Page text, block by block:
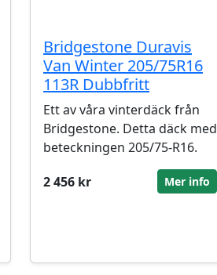
Bridgestone Duravis
Van Winter 205/75R16
113R Dubbfritt
Ett av våra vinterdäck från
Bridgestone. Detta däck med
beteckningen 205/75-R16.
2 456 kr
Mer info